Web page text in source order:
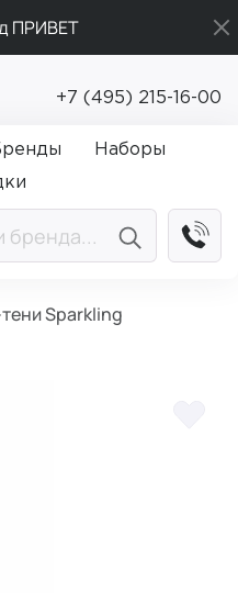
ПРИВЕТ
заказ от 5 000₽
от 5 000₽
+7 (495) 215-16-00
Наборы
Sparkling